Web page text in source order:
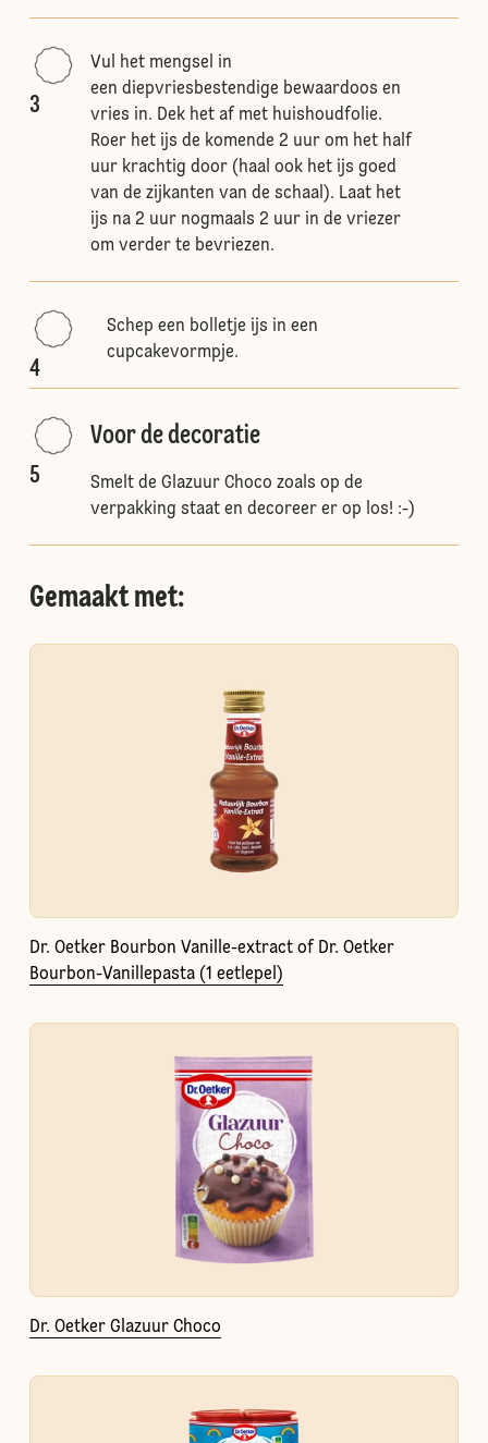
3
Vul het mengsel in
een diepvriesbestendige bewaardoos en
vries in. Dek het af met huishoudfolie.
Roer het ijs de komende 2 uur om het half
uur krachtig door (haal ook het ijs goed
van de zijkanten van de schaal). Laat het
ijs na 2 uur nogmaals 2 uur in de vriezer
om verder te bevriezen.
4
Schep een bolletje ijs in een
cupcakevormpje.
5
Voor de decoratie
Smelt de Glazuur Choco zoals op de
verpakking staat en decoreer er op los! :-)
Gemaakt met:
Dr. Oetker Bourbon Vanille-extract of Dr. Oetker
Bourbon-Vanillepasta (1 eetlepel)
Dr. Oetker Glazuur Choco